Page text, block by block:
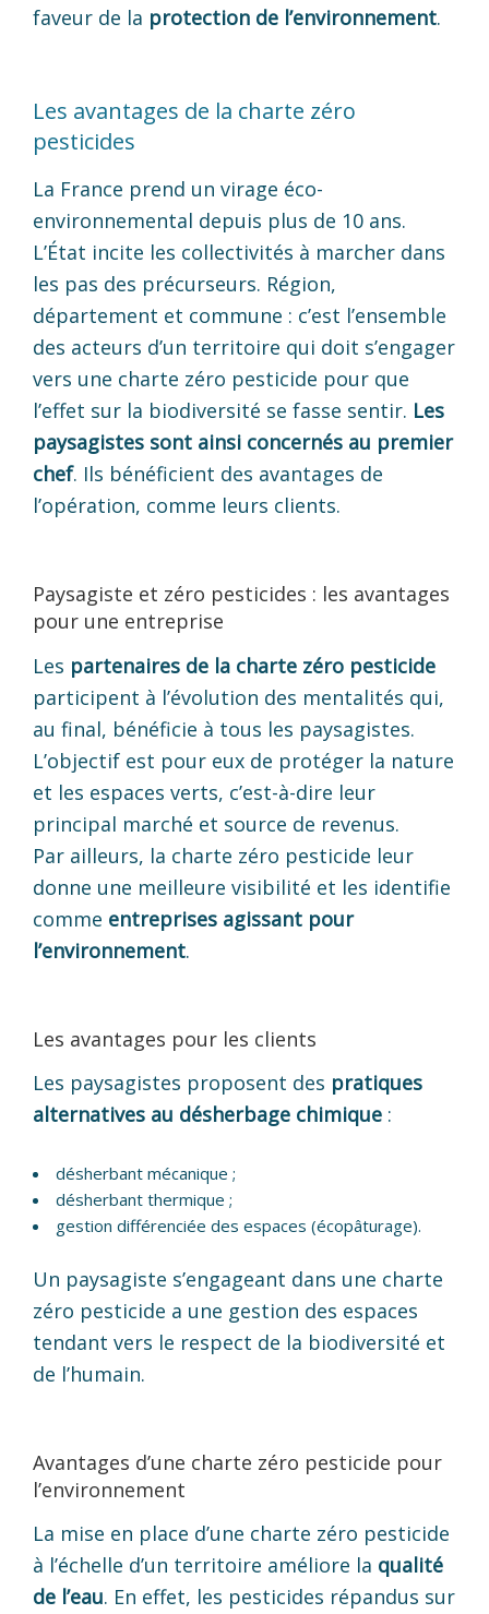
faveur de la protection de l’environnement.
Les avantages de la charte zéro
pesticides
La France prend un virage éco-
environnemental depuis plus de 10 ans.
L’État incite les collectivités à marcher dans
les pas des précurseurs. Région,
département et commune : c’est l’ensemble
des acteurs d’un territoire qui doit s’engager
vers une charte zéro pesticide pour que
l’effet sur la biodiversité se fasse sentir. Les
paysagistes sont ainsi concernés au premier
chef. Ils bénéficient des avantages de
l’opération, comme leurs clients.
Paysagiste et zéro pesticides : les avantages
pour une entreprise
Les partenaires de la charte zéro pesticide
participent à l’évolution des mentalités qui,
au final, bénéficie à tous les paysagistes.
L’objectif est pour eux de protéger la nature
et les espaces verts, c’est-à-dire leur
principal marché et source de revenus.
Par ailleurs, la charte zéro pesticide leur
donne une meilleure visibilité et les identifie
comme entreprises agissant pour
l’environnement.
Les avantages pour les clients
Les paysagistes proposent des pratiques
alternatives au désherbage chimique :
désherbant mécanique ;
désherbant thermique ;
gestion différenciée des espaces (écopâturage).
Un paysagiste s’engageant dans une charte
zéro pesticide a une gestion des espaces
tendant vers le respect de la biodiversité et
de l’humain.
Avantages d’une charte zéro pesticide pour
l’environnement
La mise en place d’une charte zéro pesticide
à l’échelle d’un territoire améliore la qualité
de l’eau. En effet, les pesticides répandus sur